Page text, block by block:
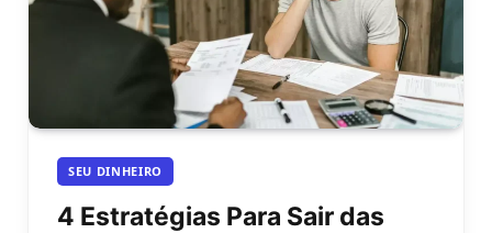
SEU DINHEIRO
4 Estratégias Para Sair das